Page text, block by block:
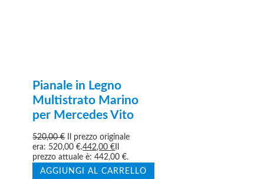
Pianale in Legno
Multistrato Marino
per Mercedes Vito
520,00€
Il prezzo originale
era: 520,00 €.442,00€
prezzo attuale è: 442,00 €.
AGGIUNGI AL CARRELLO